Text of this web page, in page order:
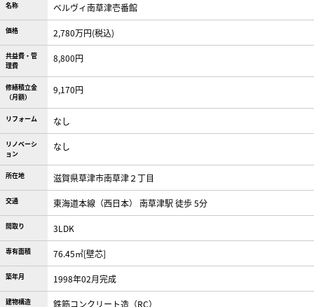
名称 ベルヴィ南草津壱番館
価格 2,780万円(税込)
共益費・管
理費
8,800円
修繕積立金
（月額）
9,170円
リフォーム なし
リノベーシ
ョン
なし
所在地 滋賀県草津市南草津２丁目
交通 東海道本線（西日本） 南草津駅 徒歩 5分
間取り 3LDK
専有面積 76.45㎡[壁芯]
築年月 1998年02月完成
建物構造 鉄筋コンクリート造（RC）